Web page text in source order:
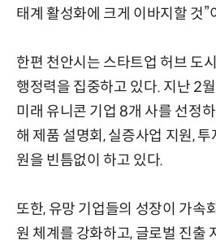
태계 활성화에 크게 이바지할 것”
한편 천안시는 스타트업 허브 도
행정력을 집중하고 있다. 지난 2
미래 유니콘 기업 8개 사를 선정
해 제품 설명회, 실증사업 지원,
원을 빈틈없이 하고 있다.
또한, 유망 기업들의 성장이 가속
원 체계를 강화하고, 글로벌 진출